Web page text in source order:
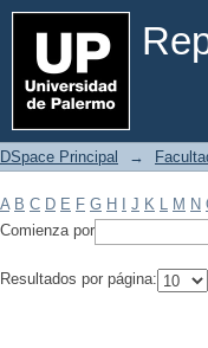
Filtrar por:
DSpace Principal →
A B C D E F G H J K L M N
Comienza por
Resultados por página: